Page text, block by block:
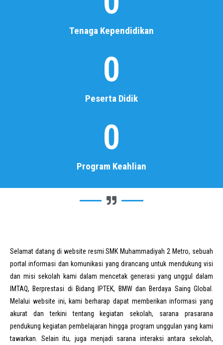
Tenaga Kependidikan
Peserta Didik
0
Program Keahlian
0
Selamat datang di website resmi SMK Muhammadiyah 2 Metro, sebuah
portal informasi dan komunikasi yang dirancang untuk mendukung visi
dan misi sekolah kami dalam mencetak generasi yang unggul dalam
IMTAQ, Berprestasi di Bidang IPTEK, BMW dan Berdaya Saing Global.
Melalui website ini, kami berharap dapat memberikan informasi yang
akurat dan terkini tentang kegiatan sekolah, sarana prasarana
pendukung kegiatan pembelajaran hingga program unggulan yang kami
tawarkan. Selain itu, juga menjadi sarana interaksi antara sekolah,